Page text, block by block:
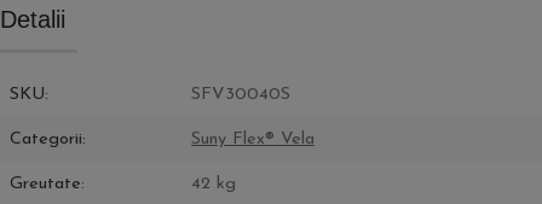
Detalii
SKU SFV30040S
Categorii Suny Flex® Vela
Greutate 42 kg